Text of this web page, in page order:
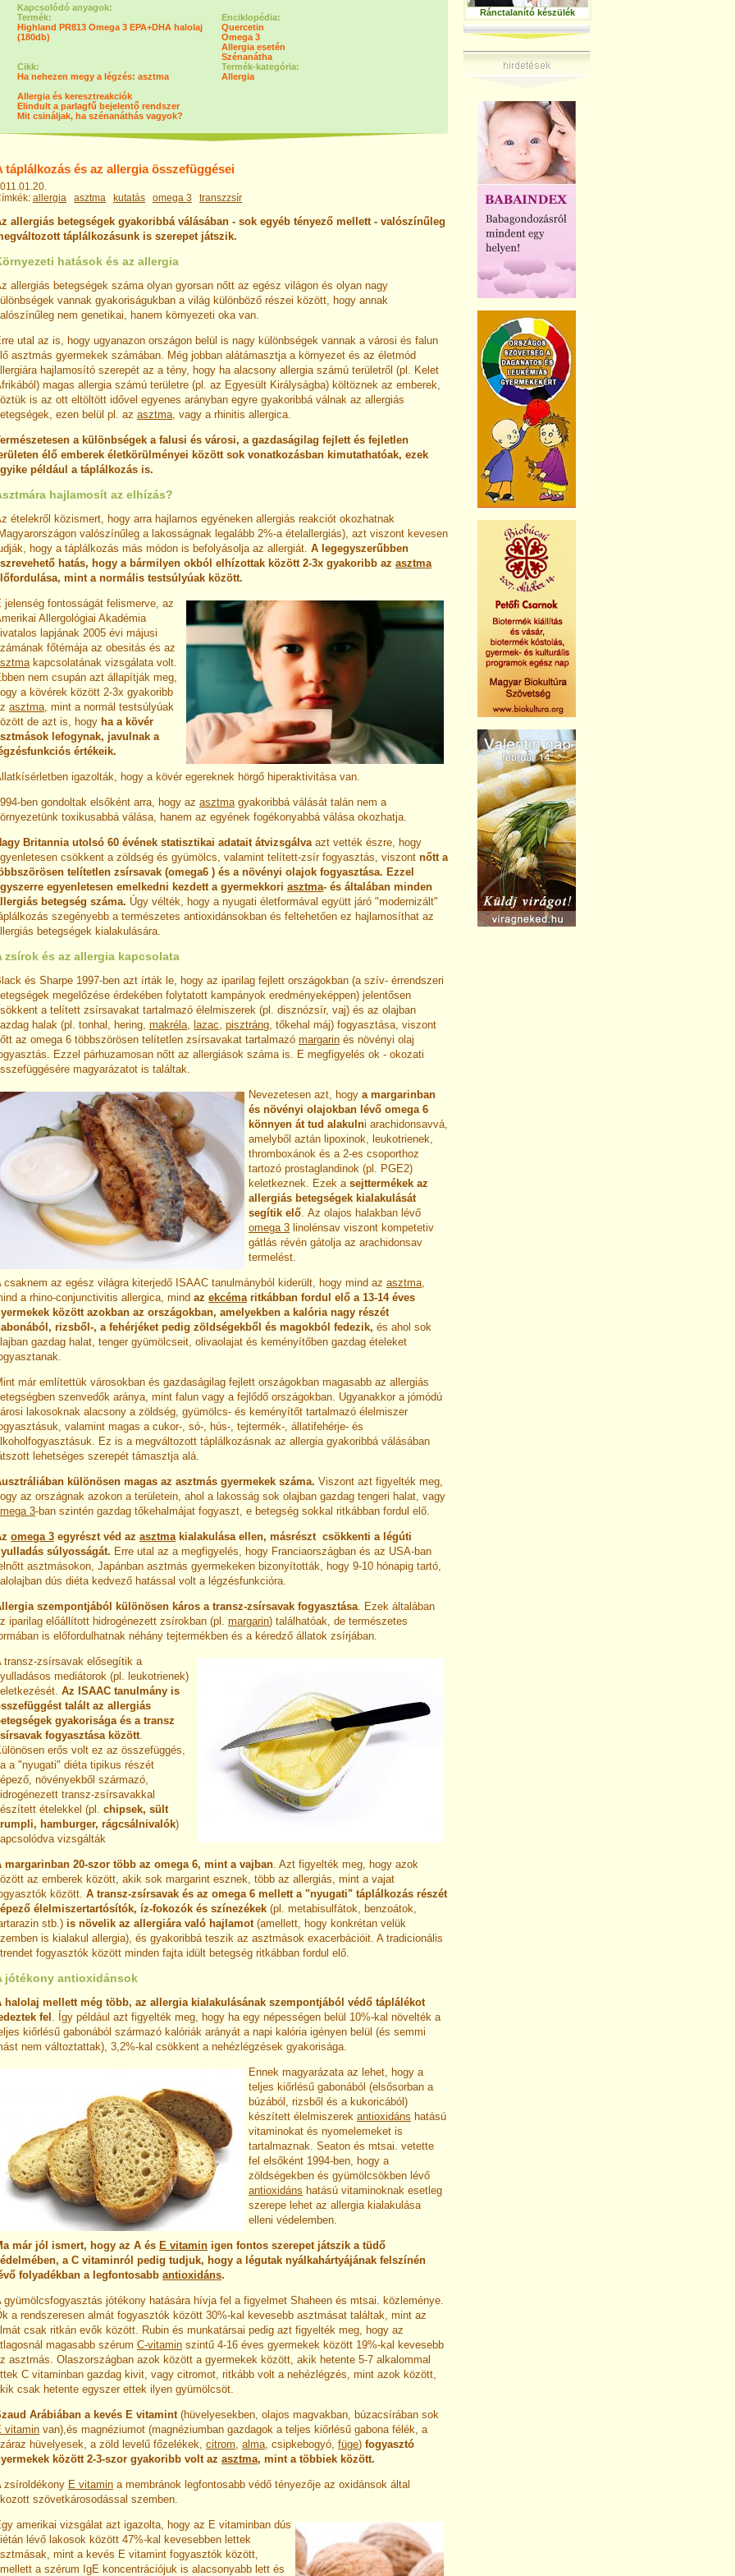
Kapcsolódó anyagok:
Termék:
Highland PR813 Omega 3 EPA+DHA halolaj
(180db)
Enciklopédia:
Quercetin
Omega 3
Allergia esetén
Szénanátha
Cikk:
Ha nehezen megy a légzés: asztma
Allergia és keresztreakciók
Elindult a parlagfű bejelentő rendszer
Mit csináljak, ha szénanáthás vagyok?
Termék-kategória:
Allergia
táplálkozás és az allergia összefüggései
allergia asztma kutatás omega 3 transzzsír
allergiás betegségek gyakoribbá válásában - sok egyéb tényező mellett - valószínűleg
táplálkozásunk is szerepet játszik.
hatások és az allergia
allergiás betegségek száma olyan gyorsan nőtt az egész világon és olyan nagy
vannak gyakoriságukban a világ különböző részei között, hogy annak
nem genetikai, hanem környezeti oka van.
utal az is, hogy ugyanazon országon belül is nagy különbségek vannak a városi és falun
asztmás gyermekek számában. Még jobban alátámasztja a környezet és az életmód
hajlamosító szerepét az a tény, hogy ha alacsony allergia számú területről (pl. Kelet
magas allergia számú területre (pl. az Egyesült Királyságba) költöznek az emberek,
is az ott eltöltött idővel egyenes arányban egyre gyakoribbá válnak az allergiás
ezen belül pl. az asztma, vagy a rhinitis allergica.
a különbségek a falusi és városi, a gazdaságilag fejlett és fejletlen
élő emberek életkörülményei között sok vonatkozásban kimutathatóak, ezek
például a táplálkozás is.
hajlamosít az elhízás?
ételekről közismert, hogy arra hajlamos egyéneken allergiás reakciót okozhatnak
valószínűleg a lakosságnak legalább 2%-a ételallergiás), azt viszont kevesen
hogy a táplálkozás más módon is befolyásolja az allergiát. A legegyszerűbben
hatás, hogy a bármilyen okból elhízottak között 2-3x gyakoribb az asztma
mint a normális testsúlyúak között.
jelenség fontosságát felismerve, az
Allergológiai Akadémia
lapjának 2005 évi májusi
főtémája az obesitás és az
kapcsolatának vizsgálata volt.
nem csupán azt állapítják meg,
a kövérek között 2-3x gyakoribb
asztma, mint a normál testsúlyúak
de azt is, hogy ha a kövér
lefogynak, javulnak a
értékeik.
igazolták, hogy a kövér egereknek hörgő hiperaktivitása van.
ben gondoltak elsőként arra, hogy az asztmagyakoribbá válását talán nem a
toxikusabbá válása, hanem az egyének fogékonyabbá válása okozhatja.
Britannia utolsó 60 évének statisztikai adatait átvizsgálvaazt vették észre, hogy
csökkent a zöldség és gyümölcs, valamint telített-zsír fogyasztás, viszont nőtt a
telítetlen zsírsavak (omega6 ) és a növényi olajok fogyasztása. Ezzel
egyenletesen emelkedni kezdett a gyermekkori asztma- és általában minden
betegség száma. Úgy vélték, hogy a nyugati életformával együtt járó "modernizált"
szegényebb a természetes antioxidánsokban és feltehetően ez hajlamosíthat az
betegségek kialakulására.
zsírok és az allergia kapcsolata
és Sharpe 1997-ben azt írták le, hogy az iparilag fejlett országokban (a szív- érrendszeri
megelőzése érdekében folytatott kampányok eredményeképpen) jelentősen
a telített zsírsavakat tartalmazó élelmiszerek (pl. disznózsír, vaj) és az olajban
halak (pl. tonhal, hering, makréla, lazac, pisztráng, tőkehal máj) fogyasztása, viszont
az omega 6 többszörösen telítetlen zsírsavakat tartalmazó margarin és növényi olaj
Ezzel párhuzamosan nőtt az allergiások száma is. E megfigyelés ok - okozati
magyarázatot is találtak.
Nevezetesen azt, hogy a margarinban
és növényi olajokban lévő omega 6
könnyen át tud alakulni arachidonsavvá,
amelyből aztán lipoxinok, leukotrienek,
thromboxánok és a 2-es csoporthoz
tartozó prostaglandinok (pl. PGE2)
keletkeznek. Ezek asejttermékek az
allergiás betegségek kialakulását
segítik elő. Az olajos halakban lévő
omega 3 linolénsav viszont kompetetiv
gátlás révén gátolja az arachidonsav
termelést.
csaknem az egész világra kiterjedő ISAAC tanulmányból kiderült, hogy mind az asztma,
a rhino-conjunctivitis allergica, mind az ekcémaritkábban fordul elő a 13-14 éves
között azokban az országokban, amelyekben a kalória nagy részét
rizsből-, a fehérjéket pedig zöldségekből és magokból fedezik, és ahol sok
gazdag halat, tenger gyümölcseit, olivaolajat és keményítőben gazdag ételeket
már említettük városokban és gazdaságilag fejlett országokban magasabb az allergiás
szenvedők aránya, mint falun vagy a fejlődő országokban. Ugyanakkor a jómódú
lakosoknak alacsony a zöldség, gyümölcs- és keményítőt tartalmazó élelmiszer
valamint magas a cukor-, só-, hús-, tejtermék-, állatifehérje- és
Ez is a megváltozott táplálkozásnak az allergia gyakoribbá válásában
lehetséges szerepét támasztja alá.
különösen magas az asztmás gyermekek száma. Viszont azt figyelték meg,
az országnak azokon a területein, ahol a lakosság sok olajban gazdag tengeri halat, vagy
3-ban szintén gazdag tőkehalmájat fogyaszt, e betegség sokkal ritkábban fordul elő.
omega 3 egyrészt véd az asztmakialakulása ellen, másrészt csökkenti a légúti
súlyosságát. Erre utal az a megfigyelés, hogy Franciaországban és az USA-ban
asztmásokon, Japánban asztmás gyermekeken bizonyították, hogy 9-10 hónapig tartó,
dús diéta kedvező hatással volt a légzésfunkcióra.
szempontjából különösen káros a transz-zsírsavak fogyasztása. Ezek általában
iparilag előállított hidrogénezett zsírokban (pl. margarin) találhatóak, de természetes
is előfordulhatnak néhány tejtermékben és a kéredző állatok zsírjában.
transz-zsírsavak elősegítik a
mediátorok (pl. leukotrienek)
Az ISAAC tanulmány is
talált az allergiás
gyakorisága és a transz
fogyasztása között.
erős volt ez az összefüggés,
a "nyugati" diéta tipikus részét
növényekből származó,
transz-zsírsavakkal
ételekkel (pl. chipsek, sült
hamburger, rágcsálnivalók)
vizsgálták
margarinban 20-szor több az omega 6, mint a vajban. Azt figyelték meg, hogy azok
az emberek között, akik sok margarint esznek, több az allergiás, mint a vajat
között. A transz-zsírsavak és az omega 6 mellett a "nyugati" táplálkozás részét
élelmiszertartósítók, íz-fokozók és színezékek (pl. metabisulfátok, benzoátok,
stb.) is növelik az allergiára való hajlamot (amellett, hogy konkrétan velük
is kialakul allergia), és gyakoribbá teszik az asztmások exacerbációit. A tradicionális
fogyasztók között minden fajta idült betegség ritkábban fordul elő.
jótékony antioxidánsok
halolaj mellett még több, az allergia kialakulásának szempontjából védő táplálékot
fel . Így például azt figyelték meg, hogy ha egy népességen belül 10%-kal növelték a
kiőrlésű gabonából származó kalóriák arányát a napi kalória igényen belül (és semmi
nem változtattak), 3,2%-kal csökkent a nehézlégzések gyakorisága.
Ennek magyarázata az lehet, hogy a
teljes kiőrlésű gabonából (elsősorban a
búzából, rizsből és a kukoricából)
készített élelmiszerek antioxidáns hatású
vitaminokat és nyomelemeket is
tartalmaznak. Seaton és mtsai. vetette
fel elsőként 1994-ben, hogy a
zöldségekben és gyümölcsökben lévő
antioxidáns hatású vitaminoknak esetleg
szerepe lehet az allergia kialakulása
elleni védelemben.
már jól ismert, hogy az A és E vitamin igen fontos szerepet játszik a tüdő
a C vitaminról pedig tudjuk, hogy a légutak nyálkahártyájának felszínén
folyadékban a legfontosabb antioxidáns.
gyümölcsfogyasztás jótékony hatására hívja fel a figyelmet Shaheen és mtsai. közleménye.
a rendszeresen almát fogyasztók között 30%-kal kevesebb asztmásat találtak, mint az
csak ritkán evők között. Rubin és munkatársai pedig azt figyelték meg, hogy az
magasabb szérum C-vitamin szintű 4-16 éves gyermekek között 19%-kal kevesebb
asztmás. Olaszországban azok között a gyermekek között, akik hetente 5-7 alkalommal
C vitaminban gazdag kivit, vagy citromot, ritkább volt a nehézlégzés, mint azok között,
csak hetente egyszer ettek ilyen gyümölcsöt.
Arábiában a kevés E vitamint(hüvelyesekben, olajos magvakban, búzacsírában sok
vitamin van),és magnéziumot (magnéziumban gazdagok a teljes kiőrlésű gabona félék, a
hüvelyesek, a zöld levelű főzelékek, citrom, alma, csipkebogyó, füge) fogyasztó
között 2-3-szor gyakoribb volt az asztma, mint a többiek között.
zsíroldékony E vitamin a membránok legfontosabb védő tényezője az oxidánsok által
szövetkárosodással szemben.
amerikai vizsgálat azt igazolta, hogy az E vitaminban dús
lévő lakosok között 47%-kal kevesebben lettek
mint a kevés E vitamint fogyasztók között,
a szérum IgE koncentrációjuk is alacsonyabb lett és
Ránctalanító készülék